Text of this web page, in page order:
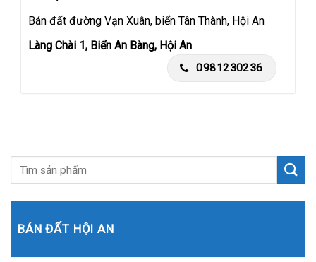
Bán đất đường Vạn Xuân, biển Tân Thành, Hội An
Làng Chài 1, Biển An Bàng, Hội An
0981230236
BÁN ĐẤT HỘI AN